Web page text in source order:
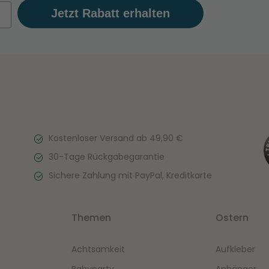
Jetzt Rabatt erhalten
Kostenloser Versand ab 49,90 €
30-Tage Rückgabegarantie
Sichere Zahlung mit PayPal, Kreditkarte
Themen
Achtsamkeit
Ostern
Aufkleber